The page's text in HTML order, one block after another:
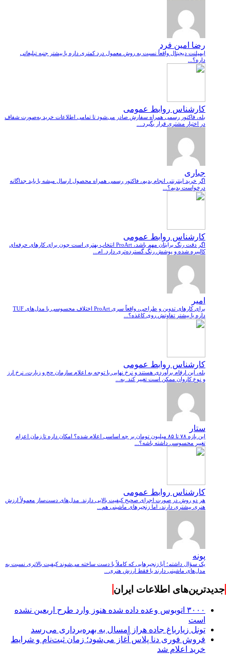
رضا امین فرد
ایمپلنت دیجیتال واقعاً نسبت به روش معمول درد کمتری داره یا بیشتر جنبه تبلیغاتی
داره؟...
کارشناس روابط عمومی
بله، فاکتور رسمی همراه سفارش صادر می‌شود تا تمامی اطلاعات خرید به‌صورت شفاف
در اختیار مشتری قرار بگیرد....
جباری
اگر خرید اینترنتی انجام بدیم، فاکتور رسمی همراه محصول ارسال میشه یا باید جداگانه
درخواست بدیم؟...
کارشناس روابط عمومی
اگر دقت رنگ برایتان مهم باشد، ProArt انتخاب بهتری است چون برای کارهای حرفه‌ای
کالیبره شده و پوشش رنگ گسترده‌تری دارد. ام...
امیر
برای کارهای تدوین و طراحی، واقعاً سری ProArt اختلاف محسوسی با مدل‌های TUF
داره یا بیشتر تفاوتش روی کاغذه؟...
کارشناس روابط عمومی
بله، این ارقام برآوردی هستند و نرخ نهایی با توجه به اعلام سازمان حج و زیارت، نرخ ارز
و نوع کاروان ممکن است تغییر کند. به...
ستار
این بازه ۷۸ تا ۸۵ میلیون تومان بر چه اساسی اعلام شده؟ امکان داره تا زمان اعزام
تغییر محسوسی داشته باشه؟...
کارشناس روابط عمومی
هر دو روش در صورت اجرای صحیح کیفیت بالایی دارند. مدل‌های دست‌ساز معمولاً ارزش
هنری بیشتری دارند، اما زنجیرهای ماشینی هم...
پونه
یک سؤال داشتم؛ آیا زنجیرهایی که کاملاً با دست ساخته می‌شوند کیفیت بالاتری نسبت به
مدل‌های ماشینی دارند یا فقط ارزش هنری...
جدیدترین‌های اطلاعات ایران
۳۰۰۰ اتوبوس وعده داده شده هنوز وارد طرح اربعین نشده
است
تونل زیارباغ جاده هراز امسال به بهره‌برداری می‌رسد
فروش فوری دنا پلاس آغاز می‌شود؛ زمان ثبت‌نام و شرایط
خرید اعلام شد